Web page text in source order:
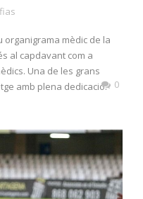
mèdic de la
al capdavant com a
Una de les grans
amb plena dedicació.
0